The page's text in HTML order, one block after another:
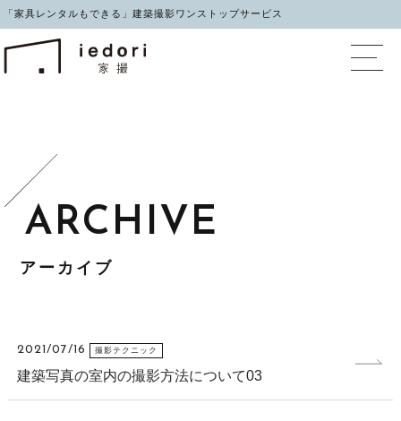
「家具レンタルもできる」建築撮影ワンストップサービス
イエドリ（家撮）家
アーカイブ
2021/07/16 撮影テクニック
建築写真の室内の撮影方法について03